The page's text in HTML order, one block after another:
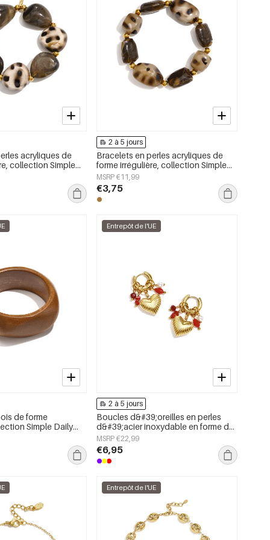
acryliques de
collection Simple
pour femmes
2 à 5 jours
Bracelets en perles acryliques de
forme irrégulière, collection Simple
Daily Simple, bijoux pour femmes
MSRP €11,99
€3,75
de forme
Simple Daily
femmes
Entrepôt de l'UE
2 à 5 jours
Boucles d&#39;oreilles en perles
d&#39;acier inoxydable en forme de
cœur, collection Daily Simple, bijoux
pour femmes
MSRP €22,99
€6,95
Entrepôt de l'UE